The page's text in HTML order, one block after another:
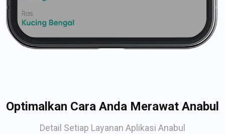
Optimalkan Cara Anda Merawat Anabul
Detail Setiap Layanan Aplikasi Anabul